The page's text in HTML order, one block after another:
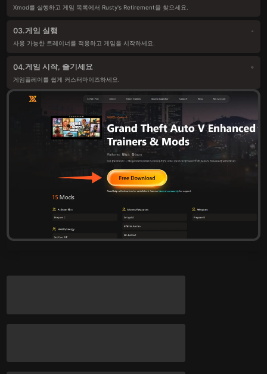
Xmod를 실행하고 게임 목록에서 Rusty's Retirement을 찾으세요.
03.게임 실행
사용 가능한 트레이너를 적용하고 게임을 시작하세요.
04.게임 시작, 즐기세요
게임플레이를 쉽게 커스터마이즈하세요.